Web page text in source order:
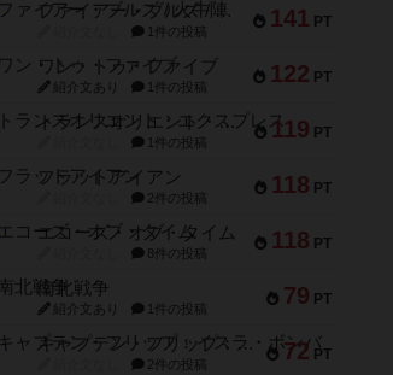
141 PT
ファイアー・ブルズ / 火牛陣
1件の投稿
122 PT
ワン・トゥ・ファイブ
紹介文あり 1件の投稿
119 PT
トランスオリエント・エクスプレス
1件の投稿
118 PT
フラットアイアン
2件の投稿
118 PT
エコーズ・オブ・タイム
8件の投稿
79 PT
南北戦争
紹介文あり 1件の投稿
72 PT
キャプテン・フリップ：イスラ・ボンバ
2件の投稿